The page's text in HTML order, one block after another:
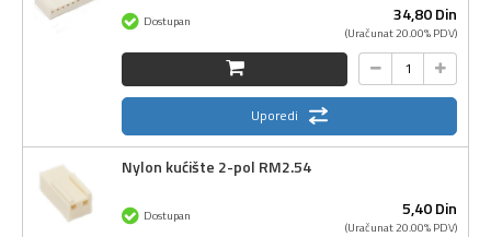
34,80Din
(Uračunat 20.00% PDV)
Dostupan
Uporedi
Nylon kućište 2-pol RM2.54
5,40Din
(Uračunat 20.00% PDV)
Dostupan